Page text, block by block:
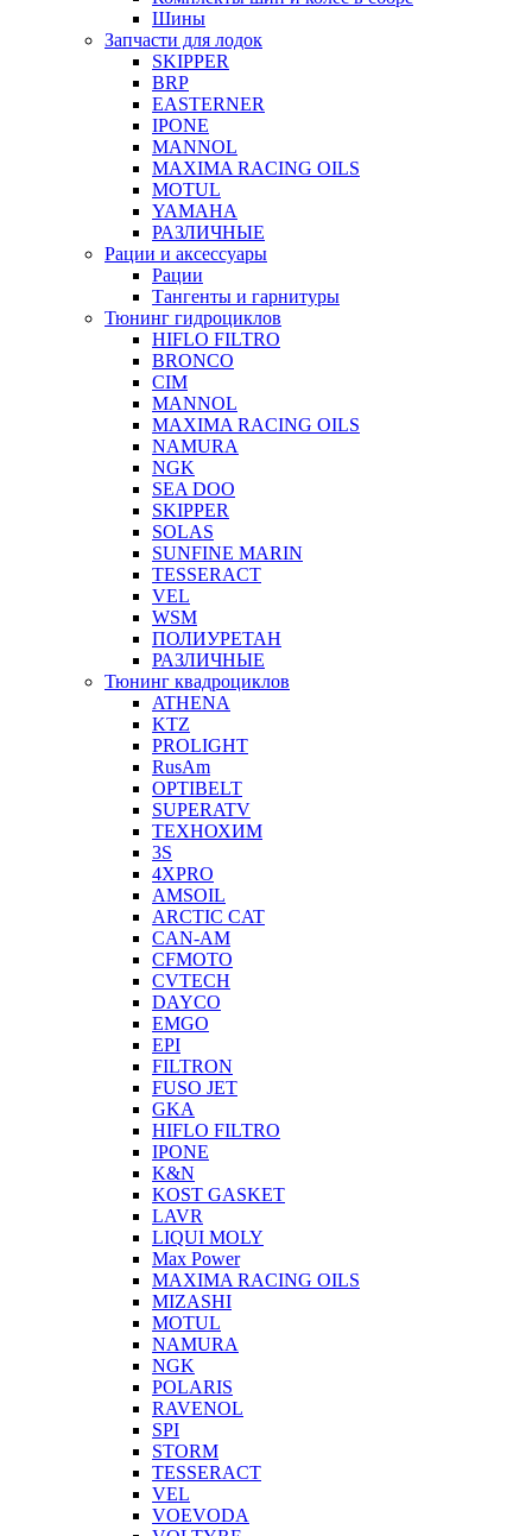
Шины
Запчасти для лодок
SKIPPER
BRP
EASTERNER
IPONE
MANNOL
MAXIMA RACING OILS
MOTUL
YAMAHA
РАЗЛИЧНЫЕ
Рации и аксессуары
Рации
Тангенты и гарнитуры
Тюнинг гидроциклов
HIFLO FILTRO
BRONCO
CIM
MANNOL
MAXIMA RACING OILS
NAMURA
NGK
SEA DOO
SKIPPER
SOLAS
SUNFINE MARIN
TESSERACT
VEL
WSM
ПОЛИУРЕТАН
РАЗЛИЧНЫЕ
Тюнинг квадроциклов
ATHENA
KTZ
PROLIGHT
RusAm
OPTIBELT
SUPERATV
ТЕХНОХИМ
3S
4XPRO
AMSOIL
ARCTIC CAT
CAN-AM
CFMOTO
CVTECH
DAYCO
EMGO
EPI
FILTRON
FUSO JET
GKA
HIFLO FILTRO
IPONE
K&N
KOST GASKET
LAVR
LIQUI MOLY
Max Power
MAXIMA RACING OILS
MIZASHI
MOTUL
NAMURA
NGK
POLARIS
RAVENOL
SPI
STORM
TESSERACT
VEL
VOEVODA